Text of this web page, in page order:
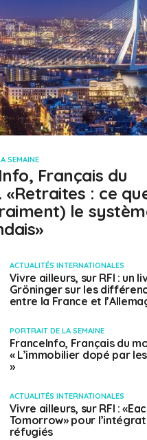
SEMAINE
Français du
«Retraites : ce
le
ACTUALITÉS INTERNATIONALES
Vivre ailleurs, sur RFI : un
Gröninger sur les
entre la France et
PORTRAIT DE LA SEMAINE
FranceInfo, Français du
« L’immobilier dopé par
»
ACTUALITÉS INTERNATIONALES
Vivre ailleurs, sur RFI :
Tomorrow» pour
réfugiés